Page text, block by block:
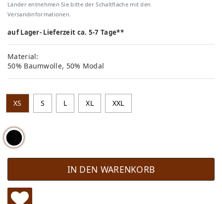
Länder entnehmen Sie bitte der Schaltfläche mit den
Versandinformationen.
auf Lager- Lieferzeit ca. 5-7 Tage**
Material:
50% Baumwolle, 50% Modal
XS S L XL XXL
IN DEN WARENKORB